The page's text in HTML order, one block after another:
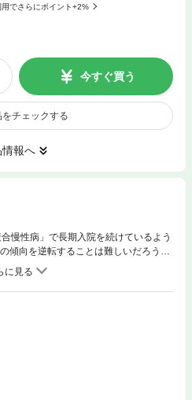
でさらにポイント+2%
今すぐ買う
をチェックする
情報へ
慢性病」で長期入院を続けているよう
傾向を逆転することは難しいだろう
長く楽しむことなら可能である。その
「日本型社会主義との訣別なくして活
業しても、それがただちに繁栄を約束
いことは覚悟しなければならない。ま
で生きるために邪魔になるものは壊れ
が赤字で倒産状態に陥っても、個人は
生き方を考えることが賢明である。
自由に生きる個人であるか」の選択を